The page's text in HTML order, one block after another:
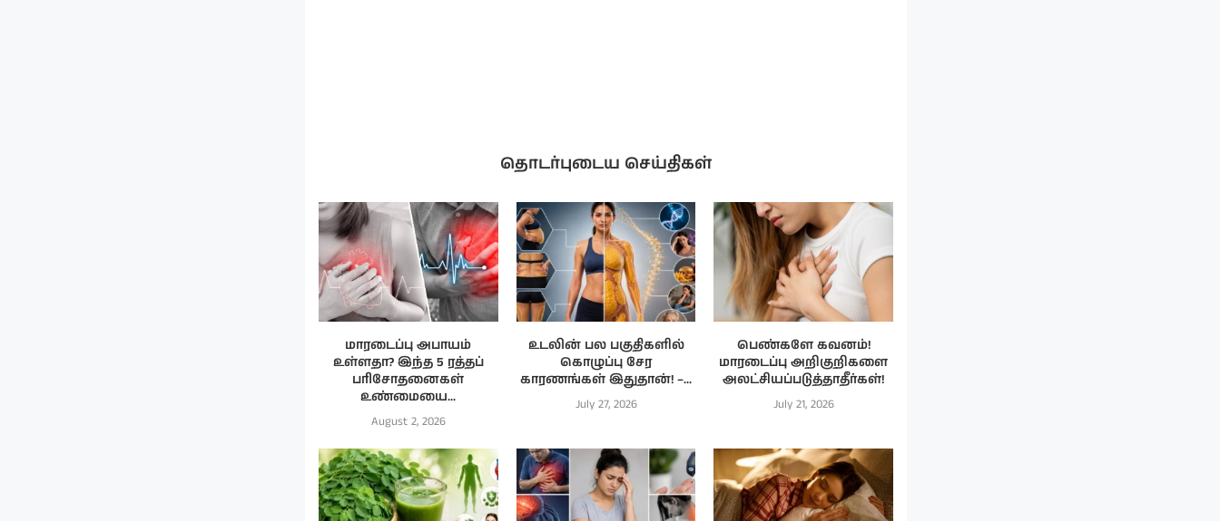
தொடர்புடைய செய்திகள்
மாரடைப்பு அபாயம்
உள்ளதா? இந்த 5 ரத்தப்
பரிசோதனைகள்
உண்மையை...
August 2, 2026
உடலின் பல பகுதிகளில்
கொழுப்பு சேர
காரணங்கள் இதுதான்! –...
July 27, 2026
பெண்களே கவனம்!
மாரடைப்பு அறிகுறிகளை
அலட்சியப்படுத்தாதீர்கள்!
July 21, 2026